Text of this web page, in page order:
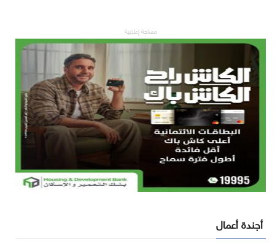
مساحة إعلانية
أجندة أعمال